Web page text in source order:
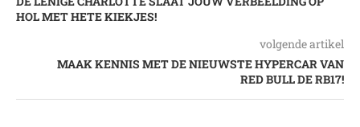
HOL MET HETE KIEKJES!
volgende artikel
MAAK KENNIS MET DE NIEUWSTE HYPERCAR VAN
RED BULL DE RB17!